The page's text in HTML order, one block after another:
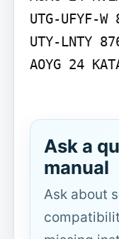
UTG-UFYF-W
UTY-LNTY
AOYG 24
Ask a
manual
Ask about